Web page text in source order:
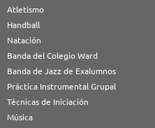
Atletismo
Handball
Natación
Banda del Colegio Ward
Banda de Jazz de Exalumnos
Práctica Instrumental Grupal
Técnicas de Iniciación
Música